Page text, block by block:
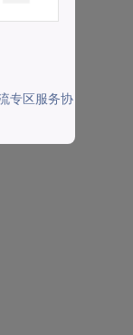
专区服务协